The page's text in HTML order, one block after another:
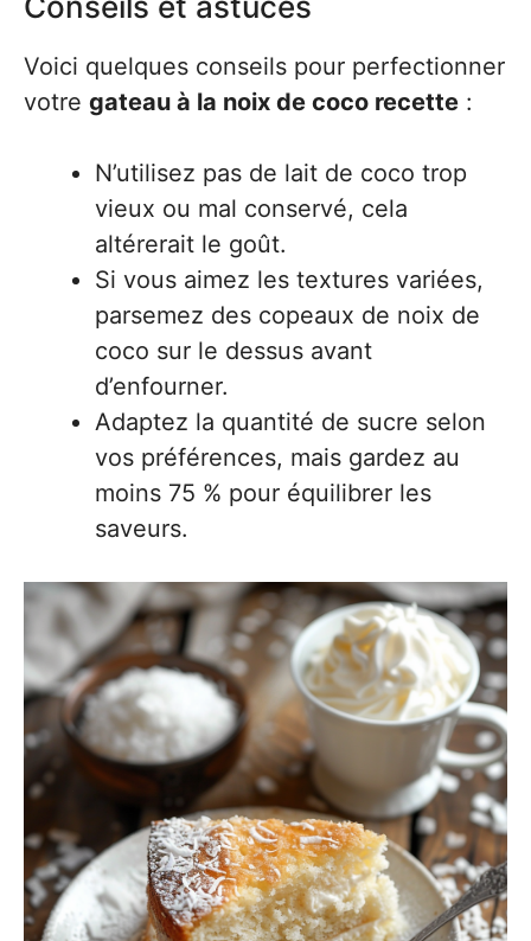
Voici quelques conseils pour perfectionner
votre gateau à la noix de coco recette :
N’utilisez pas de lait de coco trop
vieux ou mal conservé, cela
altérerait le goût.
Si vous aimez les textures variées,
parsemez des copeaux de noix de
coco sur le dessus avant
d’enfourner.
Adaptez la quantité de sucre selon
vos préférences, mais gardez au
moins 75 % pour équilibrer les
saveurs.